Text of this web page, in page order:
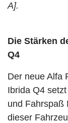
A].
Die Stärken
Q4
Der neue Alfa
Ibrida Q4
und Fahrspaß
dieser